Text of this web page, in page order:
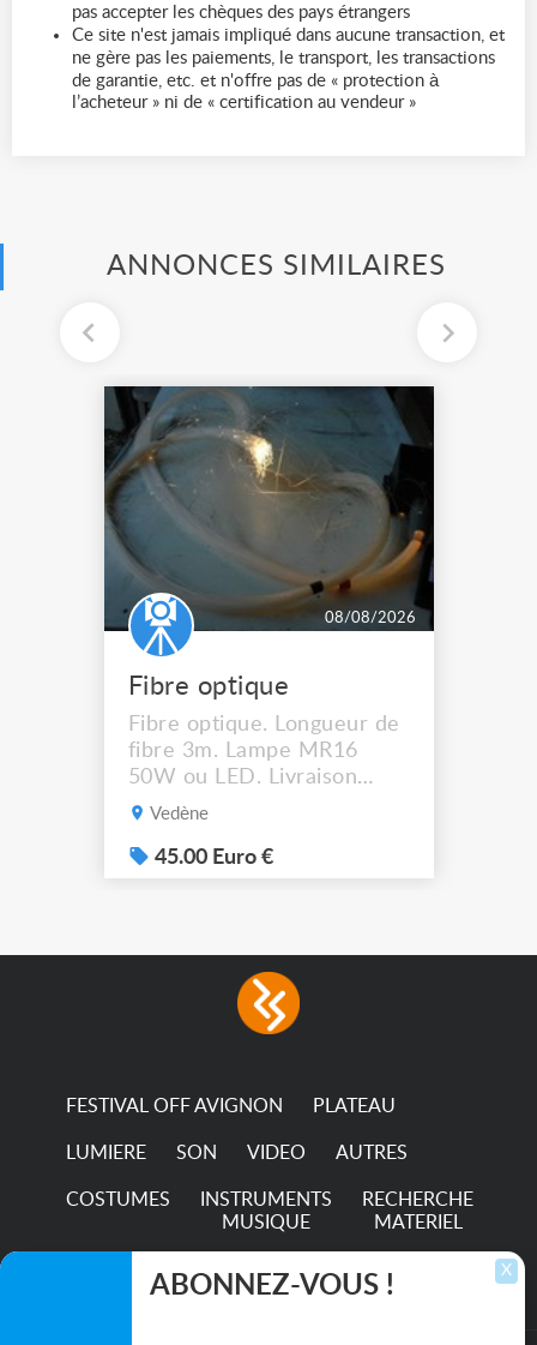
pas accepter les chèques des pays étrangers
Ce site n'est jamais impliqué dans aucune transaction, et
ne gère pas les paiements, le transport, les transactions
de garantie, etc. et n'offre pas de « protection à
l’acheteur » ni de « certification au vendeur »
ANNONCES SIMILAIRES
08/08/2026
Fibre optique
Fibre optique. Longueur de
fibre 3m. Lampe MR16
50W ou LED. Livraison
possible.
Vedène
45.00 Euro €
FESTIVAL OFF AVIGNON PLATEAU
LUMIERE SON VIDEO AUTRES
COSTUMES
INSTRUMENTS
MUSIQUE
RECHERCHE
MATERIEL
TRANSPORTS X
ABONNEZ-VOUS !